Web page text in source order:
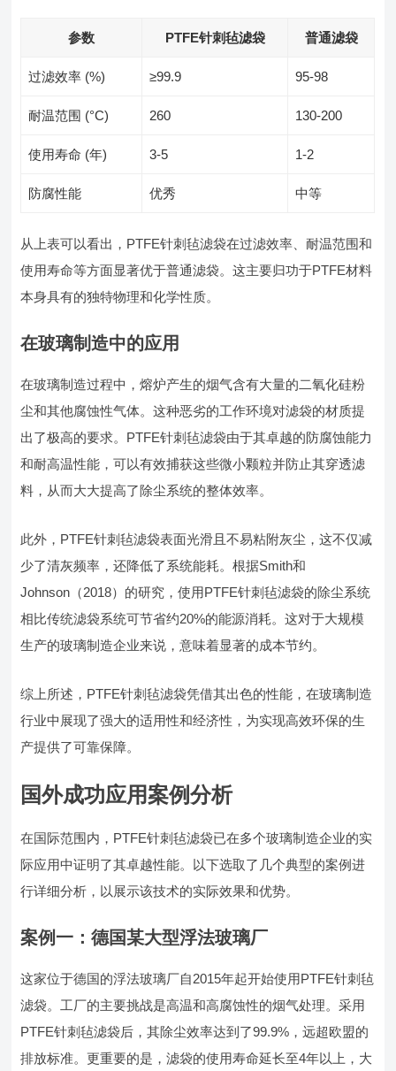
参数 PTFE针刺毡滤袋 普通滤袋
过滤效率 (%) ≥99.9 95-98
耐温范围 (°C) 260 130-200
使用寿命 (年) 3-5 1-2
防腐性能 优秀 中等
从上表可以看出，PTFE针刺毡滤袋在过滤效率、耐温范围和
使用寿命等方面显著优于普通滤袋。这主要归功于PTFE材料
本身具有的独特物理和化学性质。
在玻璃制造中的应用
在玻璃制造过程中，熔炉产生的烟气含有大量的二氧化硅粉
尘和其他腐蚀性气体。这种恶劣的工作环境对滤袋的材质提
出了极高的要求。PTFE针刺毡滤袋由于其卓越的防腐蚀能力
和耐高温性能，可以有效捕获这些微小颗粒并防止其穿透滤
料，从而大大提高了除尘系统的整体效率。
此外，PTFE针刺毡滤袋表面光滑且不易粘附灰尘，这不仅减
少了清灰频率，还降低了系统能耗。根据Smith和
Johnson（2018）的研究，使用PTFE针刺毡滤袋的除尘系统
相比传统滤袋系统可节省约20%的能源消耗。这对于大规模
生产的玻璃制造企业来说，意味着显著的成本节约。
综上所述，PTFE针刺毡滤袋凭借其出色的性能，在玻璃制造
行业中展现了强大的适用性和经济性，为实现高效环保的生
产提供了可靠保障。
国外成功应用案例分析
在国际范围内，PTFE针刺毡滤袋已在多个玻璃制造企业的实
际应用中证明了其卓越性能。以下选取了几个典型的案例进
行详细分析，以展示该技术的实际效果和优势。
案例一：德国某大型浮法玻璃厂
这家位于德国的浮法玻璃厂自2015年起开始使用PTFE针刺毡
滤袋。工厂的主要挑战是高温和高腐蚀性的烟气处理。采用
PTFE针刺毡滤袋后，其除尘效率达到了99.9%，远超欧盟的
排放标准。更重要的是，滤袋的使用寿命延长至4年以上，大